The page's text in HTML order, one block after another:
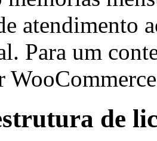
atendimento
Para um
de